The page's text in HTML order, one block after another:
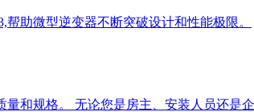
助微型逆变器不断突破设计和性能极限。
和规格。 无论您是房主、安装人员还是